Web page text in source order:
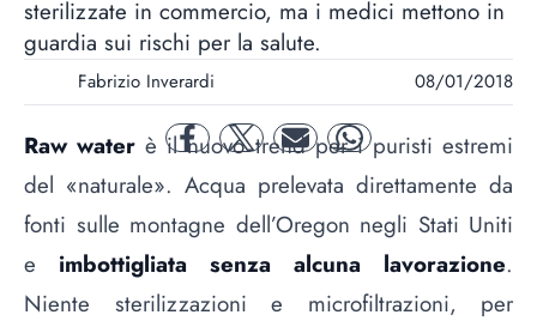
sterilizzate in commercio, ma i medici mettono in
guardia sui rischi per la salute.
Fabrizio Inverardi 08/01/2018
facebooktwitter mail whatsapp
Raw water è il nuovo trend per i puristi estremi
del «naturale». Acqua prelevata direttamente da
fonti sulle montagne dell’Oregon negli Stati Uniti
e imbottigliata senza alcuna lavorazione.
Niente sterilizzazioni e microfiltrazioni, per